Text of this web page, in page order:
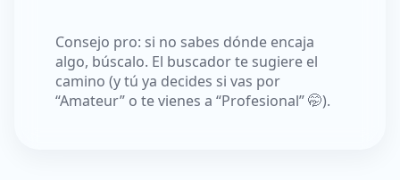
Consejo pro: si no sabes dónde encaja
algo, búscalo. El buscador te sugiere el
camino (y tú ya decides si vas por
“Amateur” o te vienes a “Profesional” 🤭).